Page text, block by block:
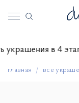
украшения в 4
главная все